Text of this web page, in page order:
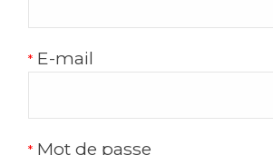
E-mail
Mot de passe